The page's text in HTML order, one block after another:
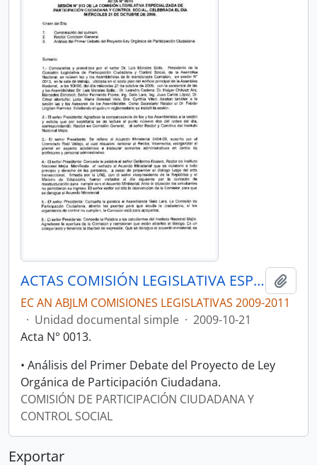
ACTAS COMISIÓN LEGISLATIVA ESPECIALIZADA DE PARTICIPACIÓN CIUDADANA Y CONTROL SOCIAL.
EC AN ABJLM COMISIONES LEGISLATIVAS 2009-2011
· Unidad documental simple · 2009-10-21
Acta N° 0013.
• Análisis del Primer Debate del Proyecto de Ley
Orgánica de Participación Ciudadana.
COMISIÓN DE PARTICIPACIÓN CIUDADANA Y
CONTROL SOCIAL
Exportar